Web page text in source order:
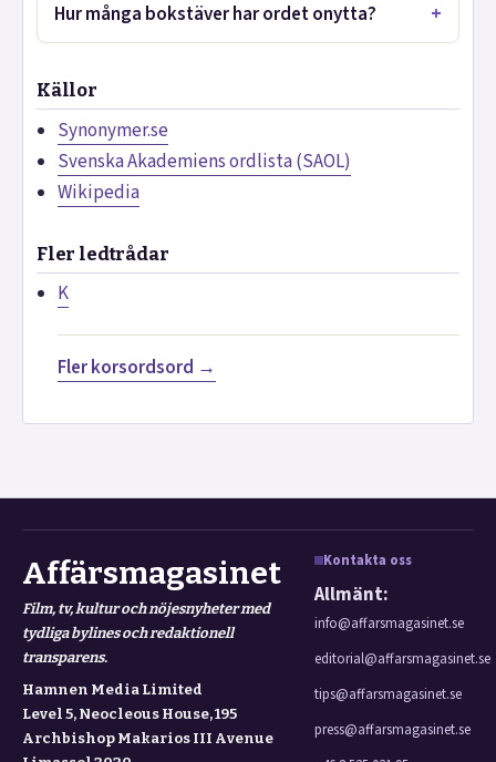
Hur många bokstäver har ordet onytta?
Källor
Synonymer.se
Svenska Akademiens ordlista (SAOL)
Wikipedia
Fler ledtrådar
K
Fler korsordsord →
Affärsmagasinet
Film, tv, kultur och nöjesnyheter med
tydliga bylines och redaktionell
transparens.
Hamnen Media Limited
Level 5, Neocleous House, 195
Archbishop Makarios III Avenue
Kontakta oss
Allmänt:
info@affarsmagasinet.se
editorial@affarsmagasinet.se
tips@affarsmagasinet.se
press@affarsmagasinet.se